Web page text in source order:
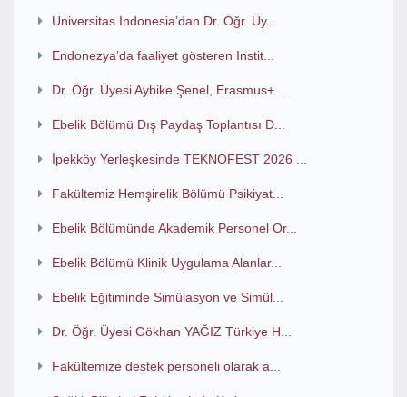
Universitas Indonesia’dan Dr. Öğr. Üy...
Endonezya’da faaliyet gösteren Instit...
Dr. Öğr. Üyesi Aybike Şenel, Erasmus+...
Ebelik Bölümü Dış Paydaş Toplantısı D...
İpekköy Yerleşkesinde TEKNOFEST 2026 ...
Fakültemiz Hemşirelik Bölümü Psikiyat...
Ebelik Bölümünde Akademik Personel Or...
Ebelik Bölümü Klinik Uygulama Alanlar...
Ebelik Eğitiminde Simülasyon ve Simül...
Dr. Öğr. Üyesi Gökhan YAĞIZ Türkiye H...
Fakültemize destek personeli olarak a...